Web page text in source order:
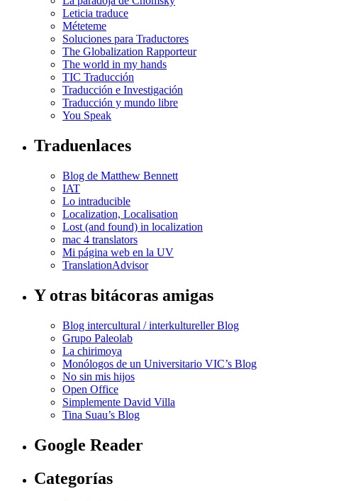
Leticia traduce
Méteteme
Soluciones para Traductores
The Globalization Rapporteur
The world in my hands
TIC Traducción
Traducción e Investigación
Traducción y mundo libre
You Speak
Traduenlaces
Blog de Matthew Bennett
IAT
Lo intraducible
Localization, Localisation
Lost (and found) in localization
mac 4 translators
Mi página web en la UV
TranslationAdvisor
Y otras bitácoras amigas
Blog intercultural / interkultureller Blog
Grupo Paleolab
La chirimoya
Monólogos de un Universitario VIC’s Blog
No sin mis hijos
Open Office
Simplemente David Villa
Tina Suau’s Blog
Google Reader
Categorías